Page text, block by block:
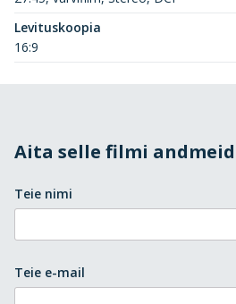
Levituskoopia
16:9
Aita selle filmi
Teie nimi
Teie e-mail